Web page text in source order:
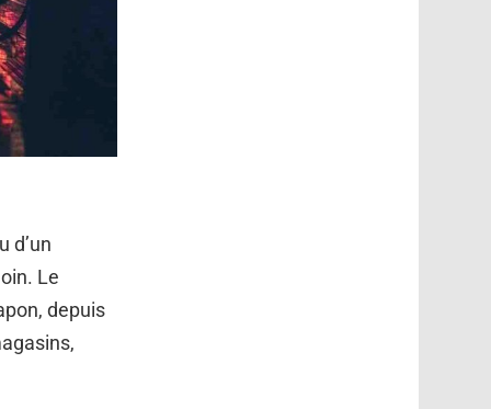
d’un
Le
depuis